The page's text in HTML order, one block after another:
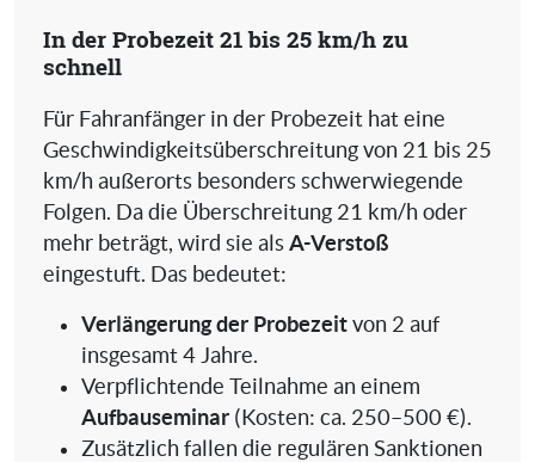
In der Probezeit 21 bis 25 km/h zu
schnell
Für Fahranfänger in der Probezeit hat eine
Geschwindigkeitsüberschreitung von 21 bis 25
km/h außerorts besonders schwerwiegende
Folgen. Da die Überschreitung 21 km/h oder
mehr beträgt, wird sie als A-Verstoß
eingestuft. Das bedeutet:
Verlängerung der Probezeit von 2 auf
insgesamt 4 Jahre.
Verpflichtende Teilnahme an einem
Aufbauseminar (Kosten: ca. 250–500 €).
Zusätzlich fallen die regulären Sanktionen